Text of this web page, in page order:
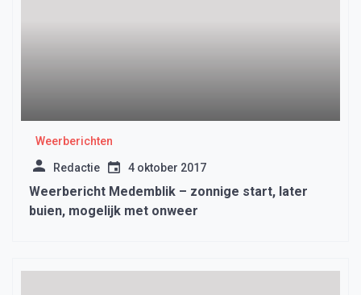
Weerberichten
Redactie 4 oktober 2017
Weerbericht Medemblik – zonnige start, later
buien, mogelijk met onweer